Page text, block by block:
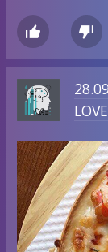
 